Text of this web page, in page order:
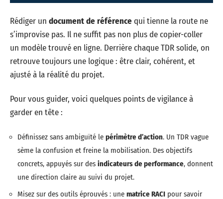
Rédiger un document de référencequi tienne la route ne
s’improvise pas. Il ne suffit pas non plus de copier-coller
un modèle trouvé en ligne. Derrière chaque TDR solide, on
retrouve toujours une logique : être clair, cohérent, et
ajusté à la réalité du projet.
Pour vous guider, voici quelques points de vigilance à
garder en tête :
Définissez sans ambiguïté le périmètre d’action. Un TDR vague
sème la confusion et freine la mobilisation. Des objectifs
concrets, appuyés sur des indicateurs de performance, donnent
une direction claire au suivi du projet.
Misez sur des outils éprouvés : une matrice RACI pour savoir